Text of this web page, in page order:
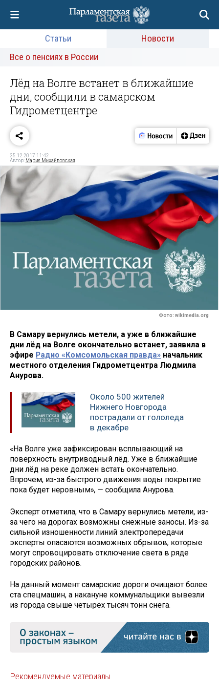
Статьи
Новости
Все о пенсиях в России
Лёд на Волге встанет в ближайшие
дни, сообщили в самарском
Гидрометцентре
25.12.2017 11:42
Автор: Мария Михайловская
Фото: wikimedia.org
В Самару вернулись метели, а уже в ближайшие
дни лёд на Волге окончательно встанет, заявила в
эфире Радио «Комсомольская правда» начальник
местного отделения Гидрометцентра Людмила
Анурова.
Около 500 жителей
Нижнего Новгорода
пострадали от гололеда
в декабре
«На Волге уже зафиксирован всплывающий на
поверхность внутриводный лёд. Уже в ближайшие
дни лёд на реке должен встать окончательно.
Впрочем, из-за быстрого движения воды покрытие
пока будет неровным», — сообщила Анурова.
Эксперт отметила, что в Самару вернулись метели, из-
за чего на дорогах возможны снежные заносы. Из-за
сильной изношенности линий электропередачи
эксперты опасаются возможных обрывов, которые
могут спровоцировать отключение света в ряде
городских районов.
На данный момент самарские дороги очищают более
ста спецмашин, а накануне коммунальщики вывезли
из города свыше четырёх тысяч тонн снега.
Рекомендуемые материалы